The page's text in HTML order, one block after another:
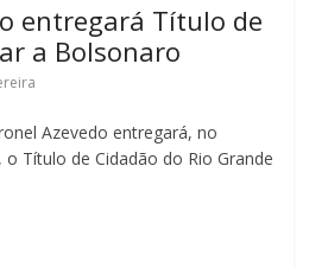
entregará Título de
a Bolsonaro
Azevedo entregará, no
Título de Cidadão do Rio Grande